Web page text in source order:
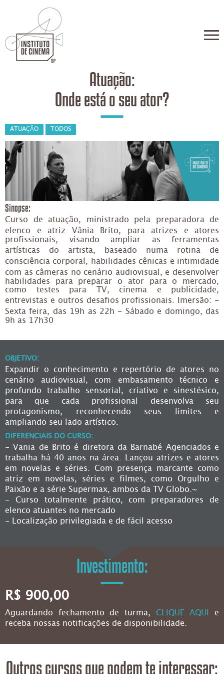
Atuação:
Onde está o seu ator?
ATUAÇÃO TODOS
Sinopse:
Curso de atuação, ministrado pela preparadora de
elenco e atriz Vânia Brito, para atrizes e atores
profissionais, visando ampliar as ferramentas
artísticas do artista, baseado numa rotina de
consciência corporal, habilidades cênicas e intimidade
com as câmeras no cenário audiovisual, e desenvolver
habilidades para preparar o ator para o mercado,
como testes para TV, cinema e publicidade,
entrevistas e outros desafios profissionais. Imersão: -
Sexta feira, das 19h as 22h - Sábado e domingo, das
9h as 17h30
OBJETIVO:
Expandir o conhecimento e repertório de atores no
cenário audiovisual, com embasamento técnico e
profundo trabalho sensorial, criativo e sinestésico,
para que cada profissional desenvolva seu
protagonismo, reconhecendo seus limites e
ampliando seu lado artístico.
DIFERENCIAIS DO CURSO:
- Vania de Brito é diretora da Barnabé Agenciados e
trabalha há 40 anos na área. Lançou atrizes e atores
em novelas e séries. Com presença marcante como
atriz em novelas, séries e filmes, como Orgulho e
Paixão e a série Supermax, ambos da TV Globo.~
- Curso totalmente prático, com preparadores de
elenco atuantes no mercado
- Localização privilegiada e de fácil acesso
Investimento:
R$ 900,00
Aguardando fechamento de turma, CLIQUE AQUI
e
receba nossas notificações de disponibilidade.
Outros cursos que podem te interessar: